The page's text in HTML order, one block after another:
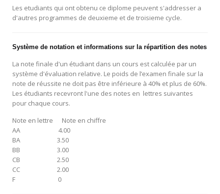
Les etudiants qui ont obtenu ce diplome peuvent s'addresser a
d'autres programmes de deuxieme et de troisieme cycle.
Système de notation et informations sur la répartition des notes
La note finale d'un étudiant dans un cours est calculée par un
système d'évaluation relative. Le poids de l’examen finale sur la
note de réussite ne doit pas être inférieure à 40% et plus de 60%.
Les étudiants recevront l'une des notes en lettres suivantes
pour chaque cours.
Note en lettre Note en chiffre
AA 4.00
BA 3.50
BB 3.00
CB 2.50
CC 2.00
F 0